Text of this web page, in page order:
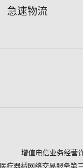
急速物流
增值电信业务经营
医疗器械网络交易服务第